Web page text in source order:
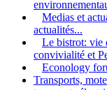
Medias et
actualités...
Le bistrot: vie
convivialité et
Econology
Transports,